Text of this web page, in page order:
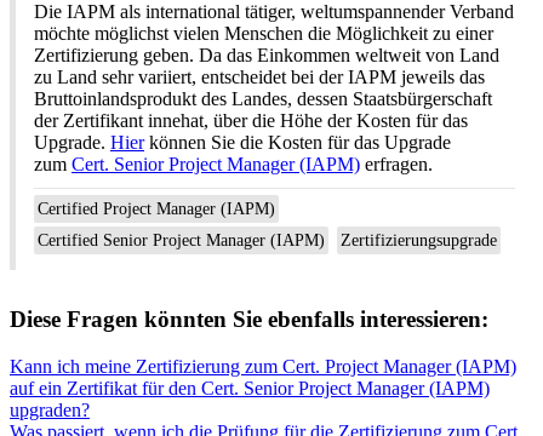
Die IAPM als international tätiger, weltumspannender Verband
möchte möglichst vielen Menschen die Möglichkeit zu einer
Zertifizierung geben. Da das Einkommen weltweit von Land
zu Land sehr variiert, entscheidet bei der IAPM jeweils das
Bruttoinlandsprodukt des Landes, dessen Staatsbürgerschaft
der Zertifikant innehat, über die Höhe der Kosten für das
Upgrade. Hierkönnen Sie die Kosten für das Upgrade
zum Cert. Senior Project Manager (IAPM) erfragen.
Certified Project Manager (IAPM)
Certified Senior Project Manager (IAPM)
Zertifizierungsupgrade
Diese Fragen könnten Sie ebenfalls interessieren:
Kann ich meine Zertifizierung zum Cert. Project Manager (IAPM)
auf ein Zertifikat für den Cert. Senior Project Manager (IAPM)
upgraden?
Was passiert, wenn ich die Prüfung für die Zertifizierung zum Cert.